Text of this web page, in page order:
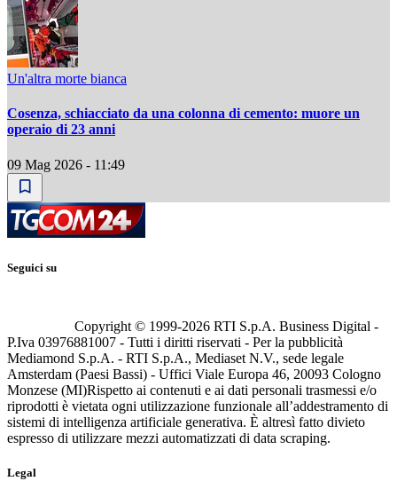
Un'altra morte bianca
Cosenza, schiacciato da una colonna di cemento: muore un
operaio di 23 anni
09 Mag 2026 - 11:49
Seguici su
Copyright © 1999-2026 RTI S.p.A. Business Digital -
P.Iva 03976881007 - Tutti i diritti riservati - Per la pubblicità
Mediamond S.p.A. - RTI S.p.A., Mediaset N.V., sede legale
Amsterdam (Paesi Bassi) - Uffici Viale Europa 46, 20093 Cologno
Monzese (MI)Rispetto ai contenuti e ai dati personali trasmessi e/o
riprodotti è vietata ogni utilizzazione funzionale all’addestramento di
sistemi di intelligenza artificiale generativa. È altresì fatto divieto
espresso di utilizzare mezzi automatizzati di data scraping.
Legal